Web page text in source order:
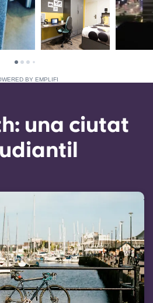
BY EMPLIFI
una ciutat